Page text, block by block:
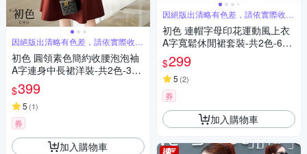
因絕版出清略有色差，請依實際收到
商品為主
初色 圓領素色簡約收腰泡泡袖
A字連身中長裙洋裝-共2色-321
84(M-2XL可選)
$399
5 (1)
券
加入購物車
因絕版出清略有色差，請依實際收到
商品為主
初色 連帽字母印花運動風上衣
A字寬鬆休閒裙套裝-共2色-646
02(M-2XL可選)
$299
5 (2)
券
加入購物車